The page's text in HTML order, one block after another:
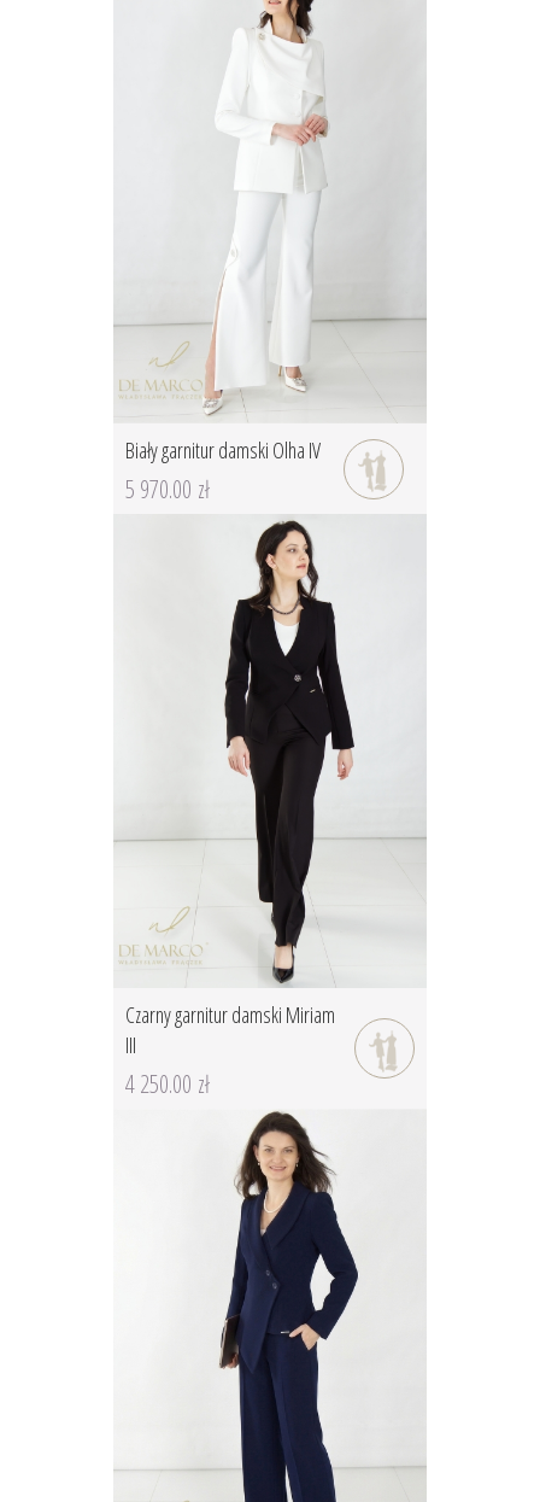
Biały garnitur damski Olha IV
5 970.00 zł
Czarny garnitur damski Miriam
III
4 250.00 zł